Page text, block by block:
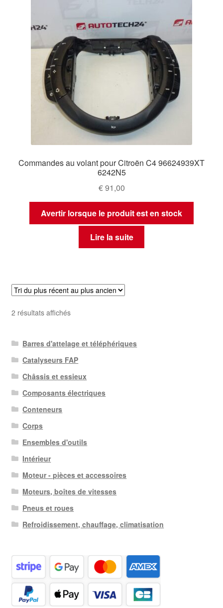
Commandes au volant pour Citroën C4 96624939XT
6242N5
€91,00
Avertir lorsque le produit est en stock
Lire la suite
2 résultats affichésTrié
récent
au
plus
ancien
Barres d'attelage et téléphériques
Catalyseurs FAP
Châssis et essieux
Composants électriques
Conteneurs
Corps
Ensembles d'outils
Intérieur
Moteur - pièces et accessoires
Moteurs, boîtes de vitesses
Pneus et roues
Refroidissement, chauffage, climatisation